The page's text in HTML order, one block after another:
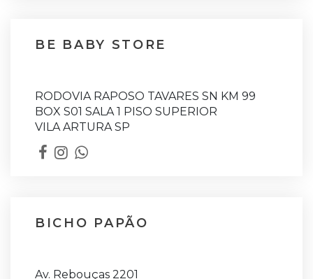
BE BABY STORE
RODOVIA RAPOSO TAVARES SN KM 99
BOX S01 SALA 1 PISO SUPERIOR
VILA ARTURA SP
BICHO PAPÃO
Av. Rebouças 2201